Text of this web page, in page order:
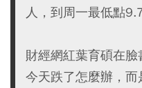
人，到周一最低點
財經網紅葉育碩在
今天跌了怎麼辦，